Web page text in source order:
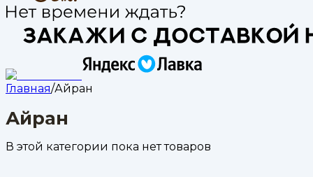
Главная/Айран
Айран
В этой категории пока нет товаров